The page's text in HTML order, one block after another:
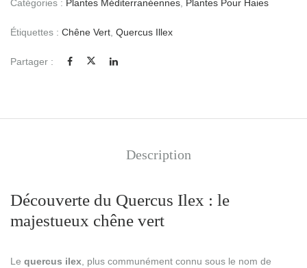
Catégories : Plantes Méditerranéennes Plantes Pour Haies
Étiquettes : Chêne Vert Quercus Illex
Partager :
Description
Découverte du Quercus Ilex : le
majestueux chêne vert
Le quercus ilex , plus communément connu sous le nom de